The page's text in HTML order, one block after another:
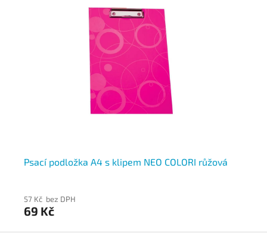
Psací podložka A4 s klipem NEO COLORI růžová
57 Kč bez DPH
69 Kč